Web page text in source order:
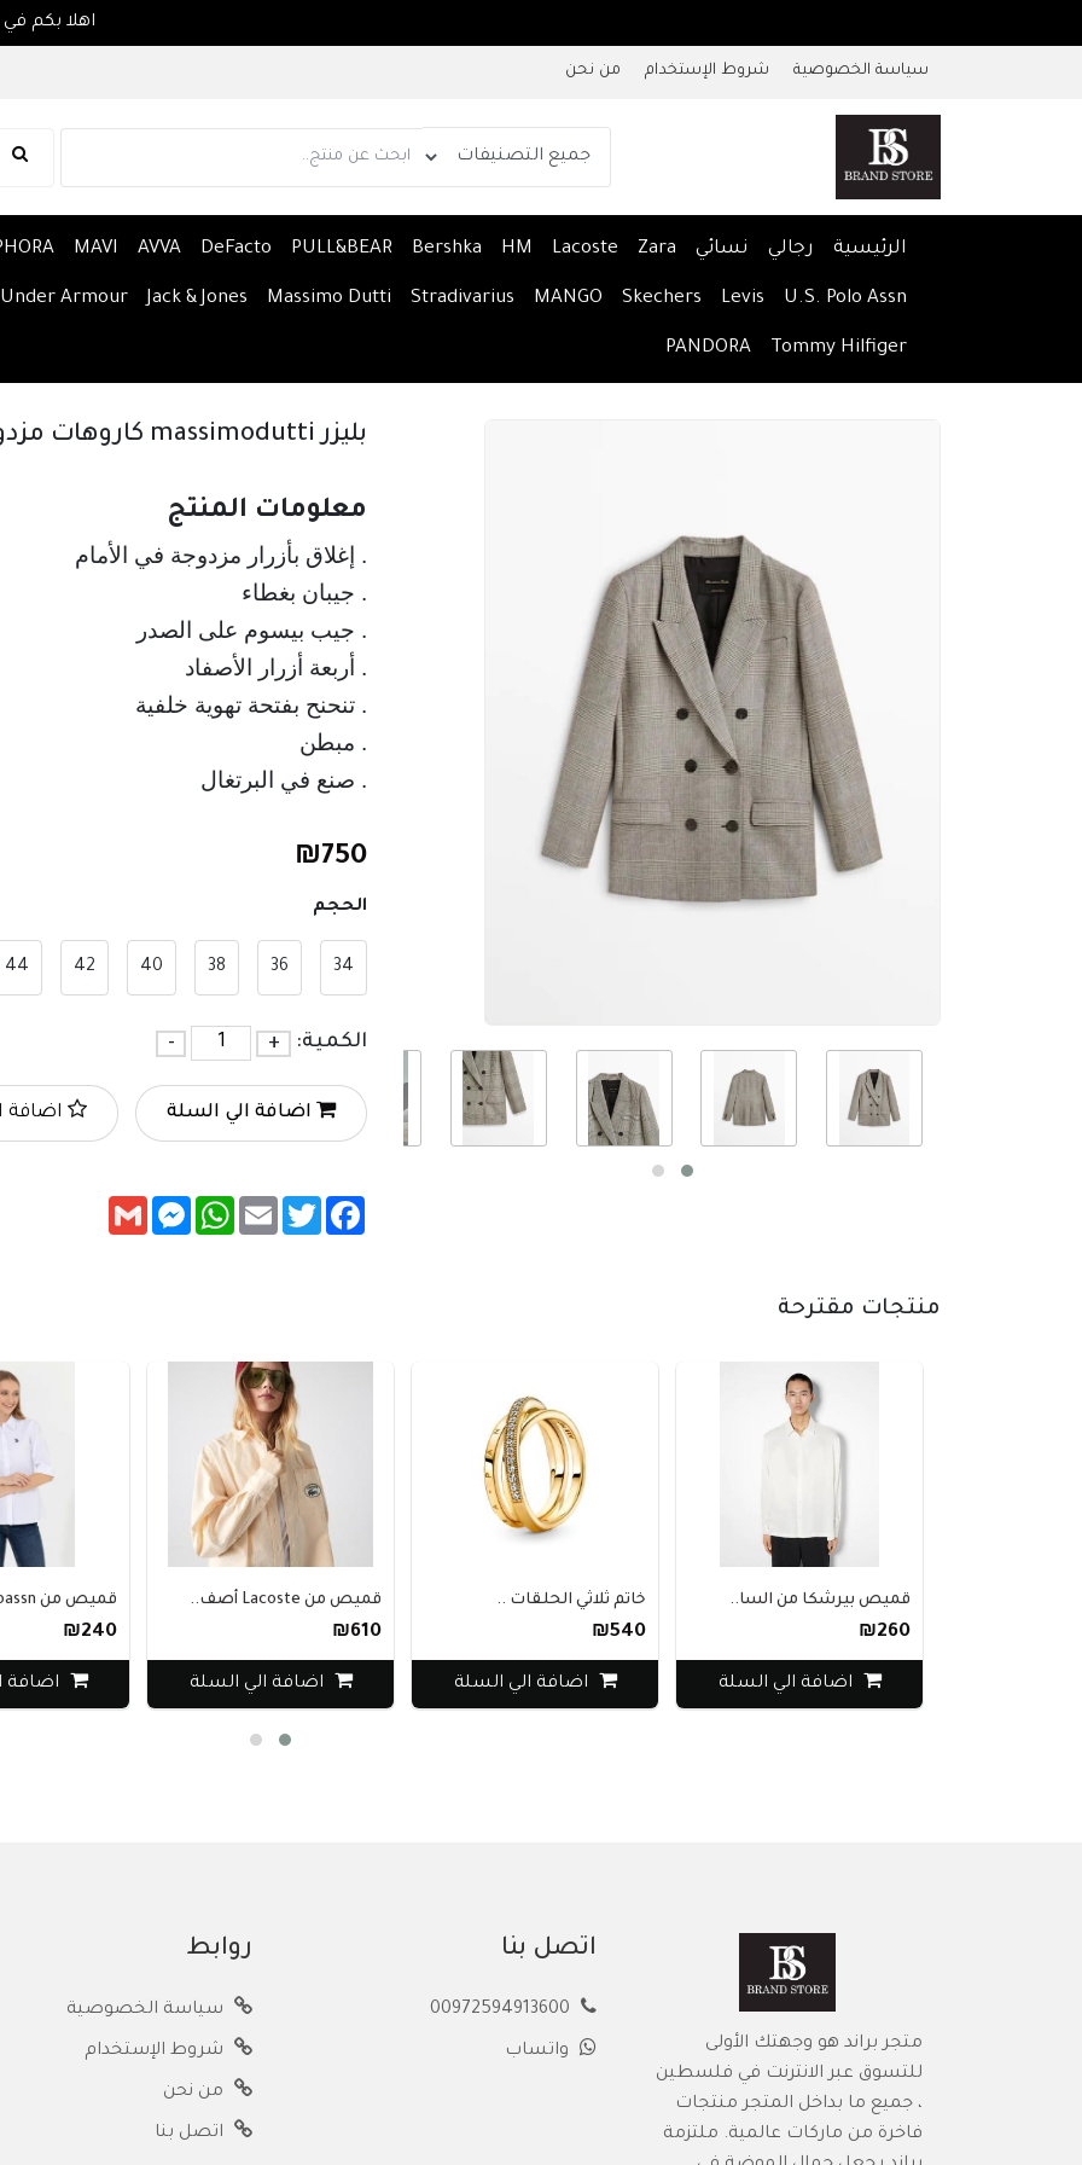
سياسة الخصوصية شروط الإستخدام من نحن
الرئيسية رجالي نسائي Zara
Lacoste
HM
Bershka
PULL&BEAR
DeFacto
AVVA
MAVI
U.S. Polo Assn
Levis
Skechers
MANGO
Stradivarius
Massimo Dutti
Jack & Jones
Under Armour
Tommy Hilfiger
PANDORA
بليزر massimodutti كاروهات مزدوج الصدر
معلومات المنتج
. صنع في البرتغال
₪750
الحجم
34
36
38
40
42
44
الكمية: +
-
اضافة الي السلة اضافة
Facebook
Twitter
Email
WhatsApp
Messenger
Gmail
منتجات مقترحة
قميص بيرشكا من السا..
₪260
اضافة الي السلة
خاتم ثلاثي الحلقات ..
₪540
اضافة الي السلة
قميص من Lacoste أصف..
₪610
اضافة الي السلة
قميص من uspoloassn ..
₪240
اضافة
متجر براند هو وجهتك الأولى
للتسوق عبر الانترنت في فلسطين
، جميع ما بداخل المتجر منتجات
فاخرة من ماركات عالمية. ملتزمة
اتصل بنا
واتساب
روابط
سياسة الخصوصية
شروط الإستخدام
من نحن
اتصل بنا